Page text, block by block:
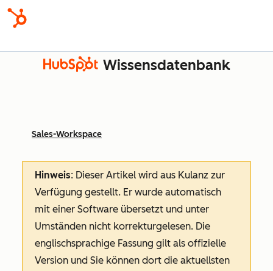
Wissensdatenbank
Sales-Workspace
Hinweis: Dieser Artikel wird aus Kulanz zur
Verfügung gestellt. Er wurde automatisch
mit einer Software übersetzt und unter
Umständen nicht korrekturgelesen. Die
englischsprachige Fassung gilt als offizielle
Version und Sie können dort die aktuellsten